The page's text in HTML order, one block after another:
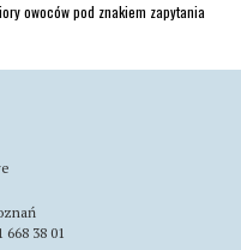
owoców pod znakiem zapytania
668 38 01